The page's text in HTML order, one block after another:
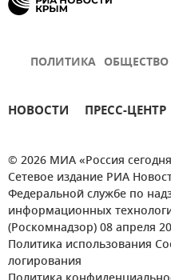
ПОЛИТИКА ОБЩЕСТВО
НОВОСТИ ПРЕСС-ЦЕНТР
© 2026 МИА «Россия
Сетевое издание РИА
Федеральной службе по
информационных
(Роскомнадзор) 08 апреля
Политика использования
логирования